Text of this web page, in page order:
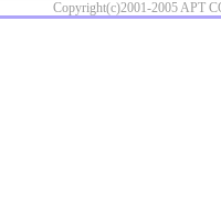
Copyright(c)2001-2005 APT